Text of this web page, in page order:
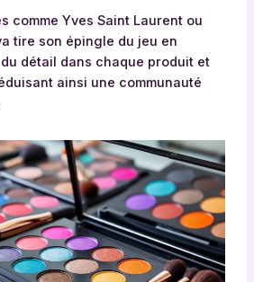
comme Yves Saint Laurent ou
tire son épingle du jeu en
détail dans chaque produit et
ainsi une communauté